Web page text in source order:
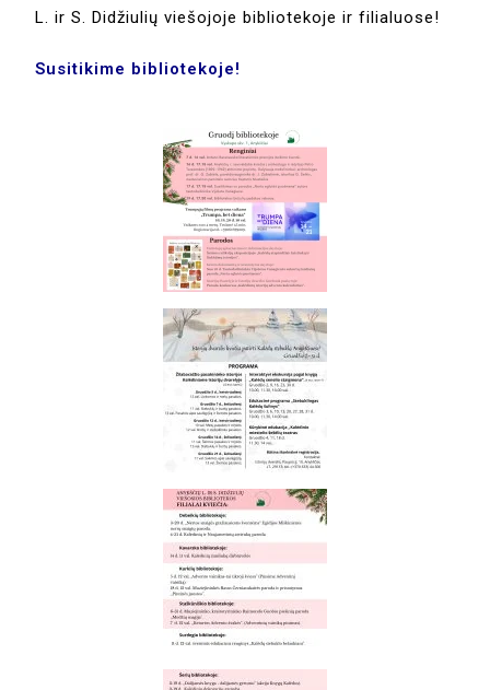
L. ir S. Didžiulių viešojoje bibliotekoje ir filialuose!
Susitikime bibliotekoje!